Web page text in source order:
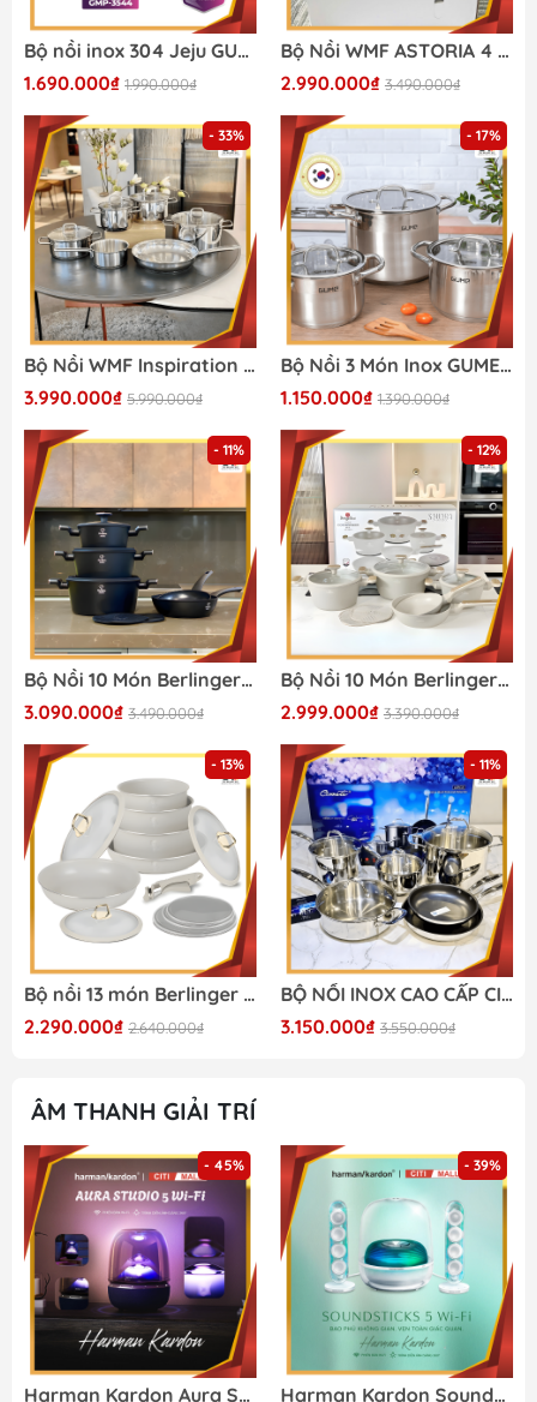
Bộ nồi inox 304 Jeju GUME GMP-3544
1.690.000₫ 1.990.000₫
Bộ Nồi WMF ASTORIA 4 Món - Siêu Sale 2026
2.990.000₫ 3.490.000₫
- 33%
Bộ Nồi WMF Inspiration 6 Món - Siêu Sale 2026
3.990.000₫ 5.990.000₫
- 17%
Bộ Nồi 3 Món Inox GUME GMP-20 - Siêu Sale 2026
1.150.000₫ 1.390.000₫
- 11%
Bộ Nồi 10 Món Berlinger Haus x FashionTV FTV-0046 - Siêu Sale 2026
3.090.000₫ 3.490.000₫
- 12%
Bộ Nồi 10 Món Berlinger Haus BH/8324 - Siêu Sale 2026
2.999.000₫ 3.390.000₫
- 13%
Bộ nồi 13 món Berlinger Haus - Sahara Collection
2.290.000₫ 2.640.000₫
- 11%
BỘ NỒI INOX CAO CẤP CIWETE – SET 6 MÓN ĐA NĂNG
3.150.000₫ 3.550.000₫
ÂM THANH GIẢI TRÍ
- 45%
Harman Kardon Aura Studio 5 Wi-Fi - Loa Bluetooth 2026
- 39%
Harman Kardon SoundSticks 5 Wi-Fi - Loa Bluetooth 2026